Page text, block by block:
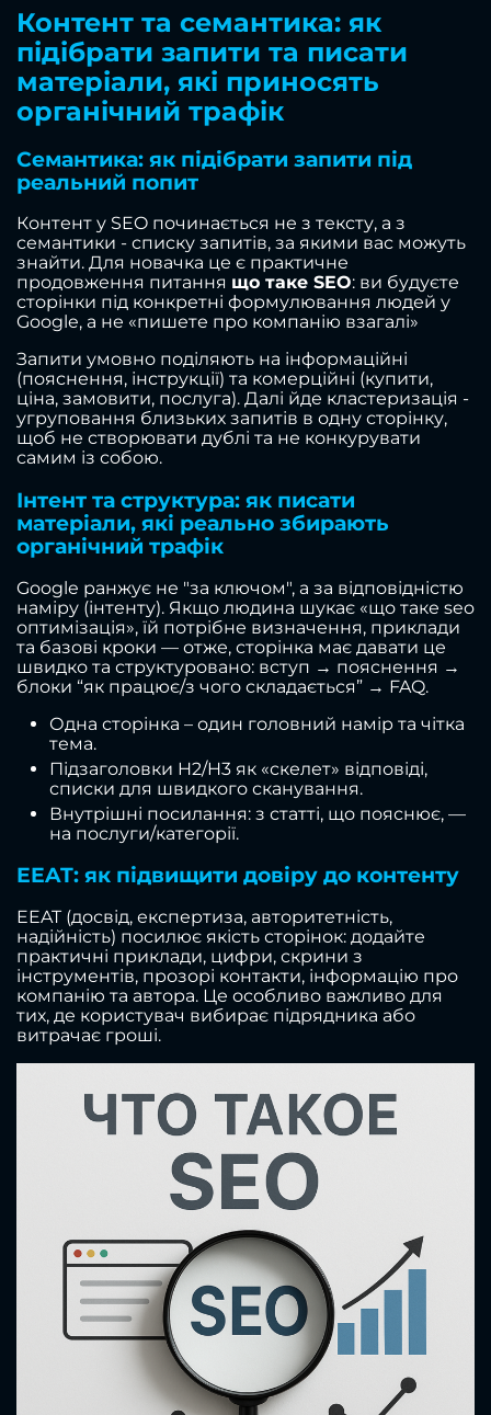
Контент та семантика: як
підібрати запити та писати
матеріали, які приносять
органічний трафік
Семантика: як підібрати запити під
реальний попит
Контент у SEO починається не з тексту, а з
семантики - списку запитів, за якими вас можуть
знайти. Для новачка це є практичне
продовження питання що таке SEO: ви будуєте
сторінки під конкретні формулювання людей у
Google, а не «пишете про компанію взагалі»
Запити умовно поділяють на інформаційні
(пояснення, інструкції) та комерційні (купити,
ціна, замовити, послуга). Далі йде кластеризація -
угруповання близьких запитів в одну сторінку,
щоб не створювати дублі та не конкурувати
самим із собою.
Інтент та структура: як писати
матеріали, які реально збирають
органічний трафік
Google ранжує не "за ключом", а за відповідністю
наміру (інтенту). Якщо людина шукає «що таке seo
оптимізація», їй потрібне визначення, приклади
та базові кроки — отже, сторінка має давати це
швидко та структуровано: вступ → пояснення →
блоки “як працює/з чого складається” → FAQ.
Одна сторінка – один головний намір та чітка
тема.
Підзаголовки H2/H3 як «скелет» відповіді,
списки для швидкого сканування.
Внутрішні посилання: з статті, що пояснює, —
на послуги/категорії.
EEAT: як підвищити довіру до контенту
EEAT (досвід, експертиза, авторитетність,
надійність) посилює якість сторінок: додайте
практичні приклади, цифри, скрини з
інструментів, прозорі контакти, інформацію про
компанію та автора. Це особливо важливо для
тих, де користувач вибирає підрядника або
витрачає гроші.